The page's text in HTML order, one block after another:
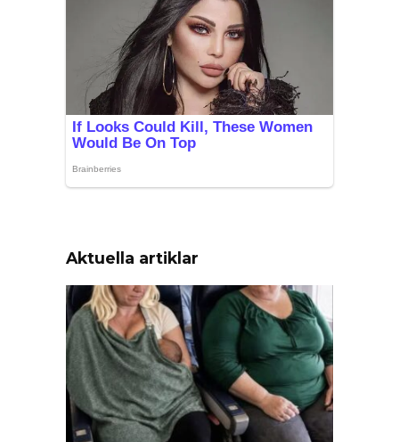
Aktuella artiklar